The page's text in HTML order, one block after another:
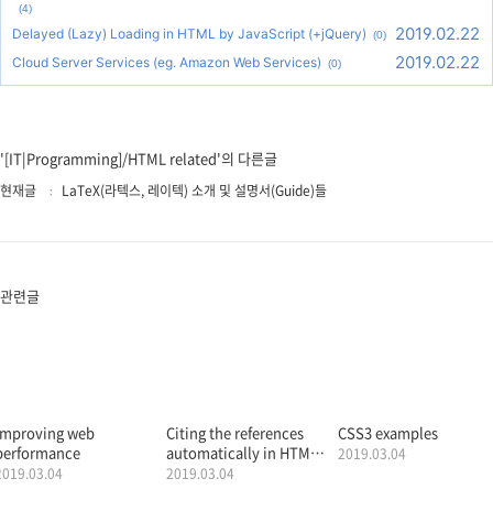
(4)
Delayed (Lazy) Loading in HTML by JavaScript (+jQuery) (0) 2019.02.22
Cloud Server Services (eg. Amazon Web Services) (0) 2019.02.22
'[IT|Programming]/HTML related'의 다른글
현재글 LaTeX(라텍스, 레이텍) 소개 및 설명서(Guide)들
관련글
web
Citing the references
automatically in HTML
(like LaTeX)
2019.03.04
CSS3 examples
2019.03.04